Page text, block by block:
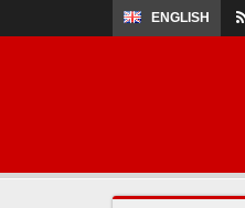
ENGLISH